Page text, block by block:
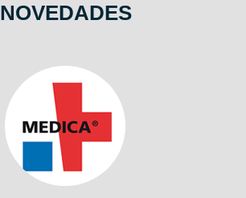
NOVEDADES